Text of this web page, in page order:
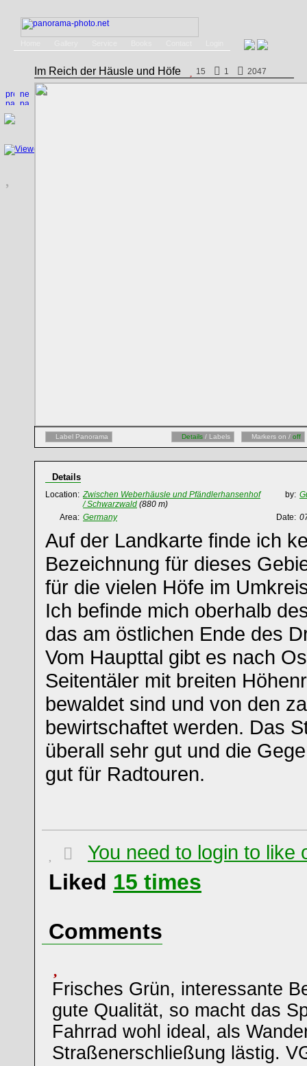
Im Reich der Häusle und Höfe 15 1 2047
Label Panorama Details / Labels Markers on / off
Details
Location: Zwischen Weberhäusle und Pfändlerhansenhof
/ Schwarzwald (880 m)
by:
Area: Germany Date:
Auf der Landkarte finde ich
Bezeichnung für dieses
für die vielen Höfe im
Ich befinde mich oberhalb
das am östlichen Ende des
Vom Haupttal gibt es nach
Seitentäler mit breiten
bewaldet sind und von den
bewirtschaftet werden. Das
überall sehr gut und die
gut für Radtouren.
You need to login to like
Liked 15 times
Comments
Frisches Grün, interessante
gute Qualität, so macht das
Fahrrad wohl ideal, als
Straßenerschließung lästig.